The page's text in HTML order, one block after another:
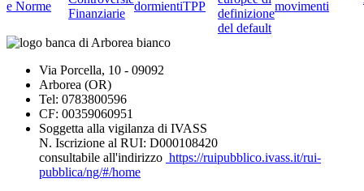
e Norme
Finanziarie
dormientiTPP
definizione
del default
movimenti
Via Porcella, 10 - 09092
Arborea (OR)
Tel: 0783800596
CF: 00359060951
Soggetta alla vigilanza di IVASS
N. Iscrizione al RUI: D000108420
consultabile all'indirizzo https://ruipubblico.ivass.it/rui-
pubblica/ng/#/home